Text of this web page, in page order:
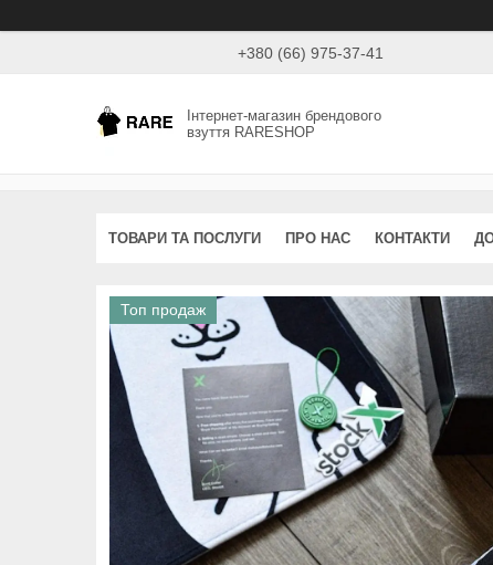
+380 (66) 975-37-41
Інтернет-магазин брендового
взуття RARESHOP
ТОВАРИ ТА ПОСЛУГИ ПРО НАС КОНТАКТИ
Топ продаж